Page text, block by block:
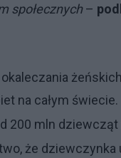
społecznych–
na całym świecie.
200 mln
że